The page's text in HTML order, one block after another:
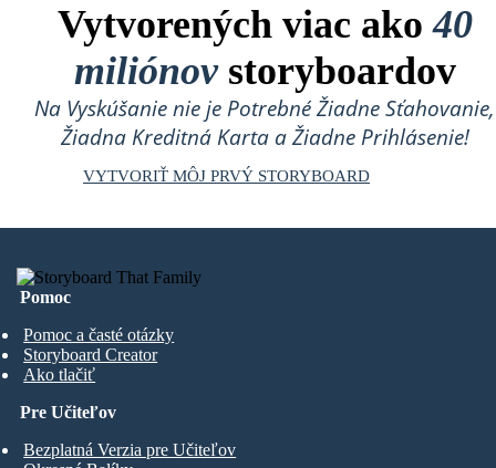
Vytvorených viac ako40
miliónovstoryboardov
Na Vyskúšanie nie je Potrebné Žiadne Sťahovanie,
Žiadna Kreditná Karta a Žiadne Prihlásenie!
VYTVORIŤ MÔJ PRVÝ STORYBOARD
Pomoc
Pomoc a časté otázky
Storyboard Creator
Ako tlačiť
Pre Učiteľov
Bezplatná Verzia pre Učiteľov